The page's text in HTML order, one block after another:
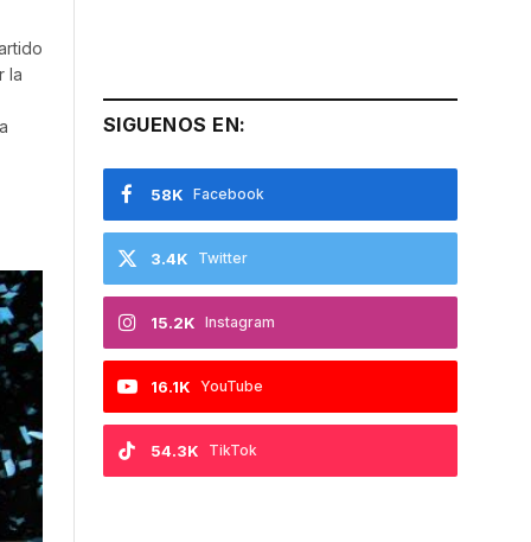
la
SIGUENOS EN:
Facebook
58K
Twitter
3.4K
Instagram
15.2K
YouTube
16.1K
TikTok
54.3K